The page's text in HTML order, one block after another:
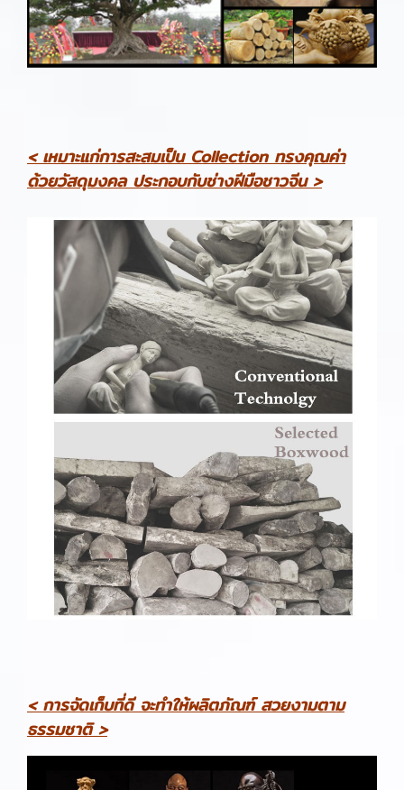
< เหมาะแก่การสะสมเป็น Collection ทรงคุณค่า
ด้วยวัสดุมงคล ประกอบกับช่างฝีมือชาวจีน >
< การจัดเก็บที่ดี จะทำให้ผลิตภัณฑ์ สวยงามตาม
ธรรมชาติ >